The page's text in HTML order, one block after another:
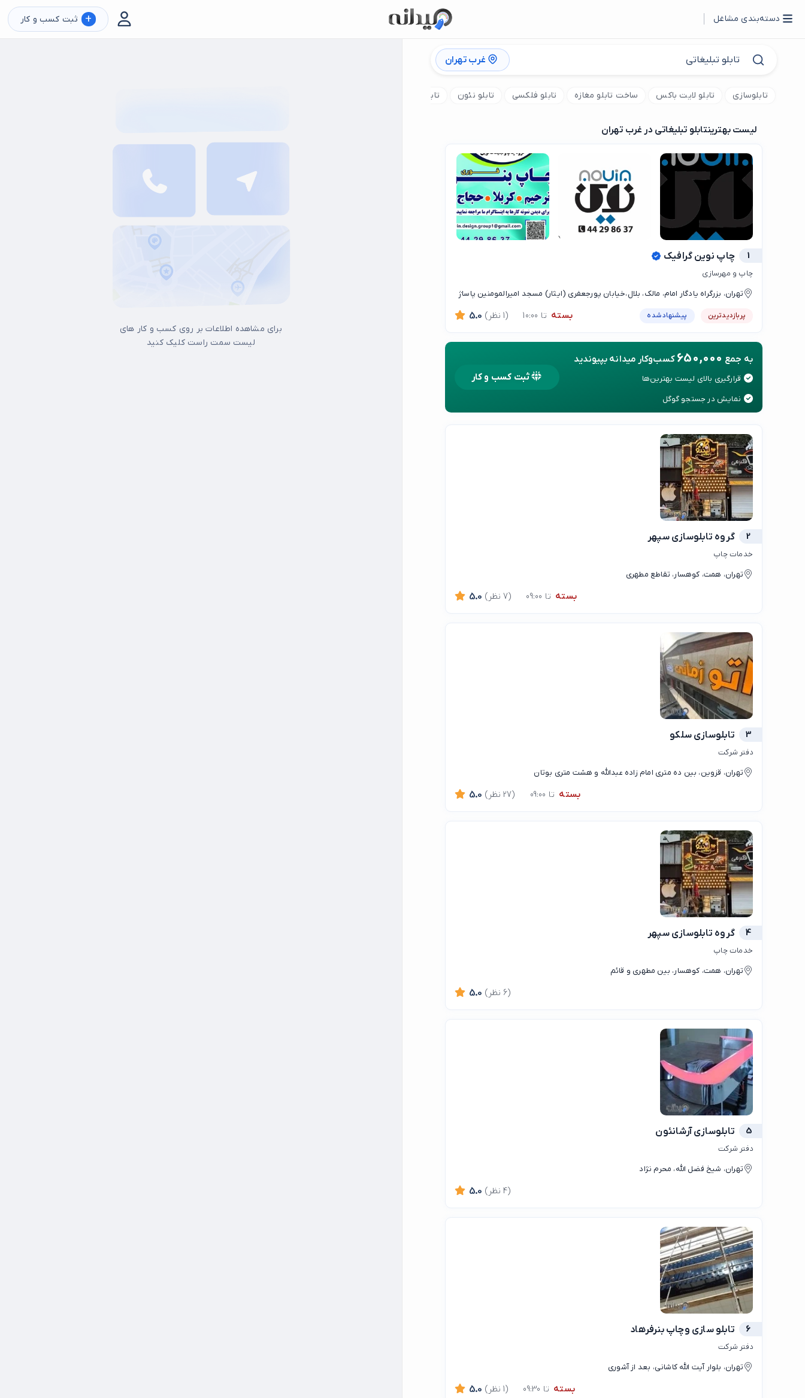
دسته‌بندی مشاغل + ثبت کسب و کار
غرب تهران
تابلوسازی تابلو لایت باکس ساخت تابلو مغازه تابلو فلکسی تابلو نئون تابلو کامپوزیت
لیست بهترینتابلو تبلیغاتی در غرب تهران
1 چاپ نوین گرافیک
چاپ و مهرسازی
تهران، بزرگراه یادگار امام، مالک، بلال،خیابان پورجعفری (ایثار) مسجد امیرالمومنین پاساژ
پربازدیدترین پیشنهاد شده بسته تا 10:00 5.0 (1 نظر)
به جمع 650,000 کسب‌وکار میدانه بپیوندید
قرارگیری بالای لیست بهترین‌ها
نمایش در جستجو گوگل
ثبت کسب و کار
2 گروه تابلوسازی سپهر
خدمات چاپ
تهران، همت، کوهسار، تقاطع مطهری
بسته تا 09:00 5.0 (7 نظر)
3 تابلوسازی سلکو
دفتر شرکت
تهران، قزوین، بین ده متری امام زاده عبدالله و هشت متری بوتان
بسته تا 09:00 5.0 (27 نظر)
4 گروه تابلوسازی سپهر
خدمات چاپ
تهران، همت، کوهسار، بین مطهری و قائم
5.0 (6 نظر)
5 تابلوسازی آرشانئون
دفتر شرکت
تهران، شیخ فضل الله، محرم نژاد
5.0 (4 نظر)
6 تابلو سازی وچاپ بنرفرهاد
دفتر شرکت
تهران، بلوار آیت الله کاشانی، بعد از آشوری
بسته تا 09:30 5.0 (1 نظر)
برای مشاهده اطلاعات بر روی کسب و کار های
لیست سمت راست کلیک کنید